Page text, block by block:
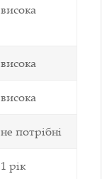
висока
висока
висока
не потрібні
1 рік